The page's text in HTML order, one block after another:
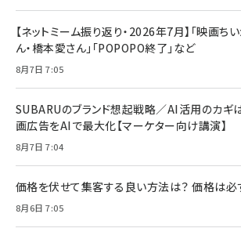
【ネットミーム振り返り・2026年7月】「映画ち
ん・橋本愛さん」「POPOPO終了」など
8月7日 7:05
SUBARUのブランド想起戦略／AI活用のカギは
画広告をAIで最大化【マーケター向け講演】
8月7日 7:04
価格を伏せて集客する良い方法は？ 価格は必
8月6日 7:05